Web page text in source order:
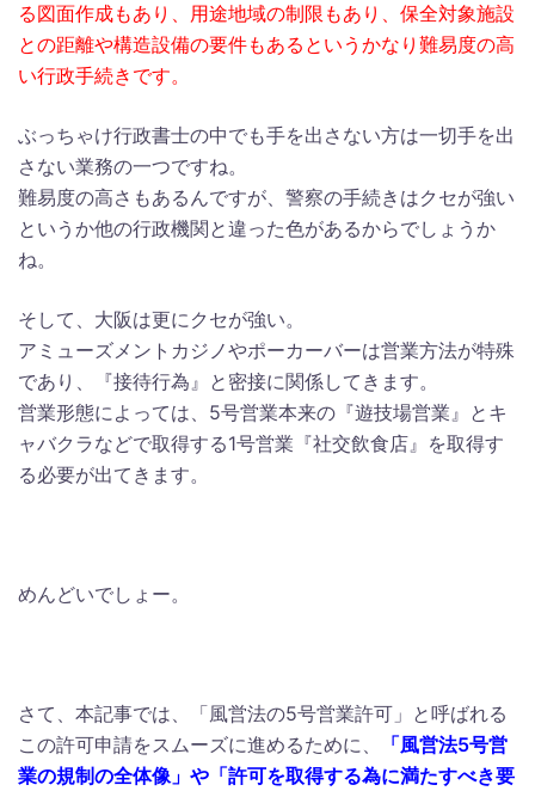
る図面作成もあり、用途地域の制限もあり、保全対象施設
との距離や構造設備の要件もあるというかなり難易度の高
い行政手続きです。
ぶっちゃけ行政書士の中でも手を出さない方は一切手を出
さない業務の一つですね。
難易度の高さもあるんですが、警察の手続きはクセが強い
というか他の行政機関と違った色があるからでしょうか
ね。
そして、大阪は更にクセが強い。
アミューズメントカジノやポーカーバーは営業方法が特殊
であり、『接待行為』と密接に関係してきます。
営業形態によっては、5号営業本来の『遊技場営業』とキ
ャバクラなどで取得する1号営業『社交飲食店』を取得す
る必要が出てきます。
めんどいでしょー。
さて、本記事では、「風営法の5号営業許可」と呼ばれる
この許可申請をスムーズに進めるために、
「風営法5号営
業の規制の全体像」や「許可を取得する為に満たすべき要